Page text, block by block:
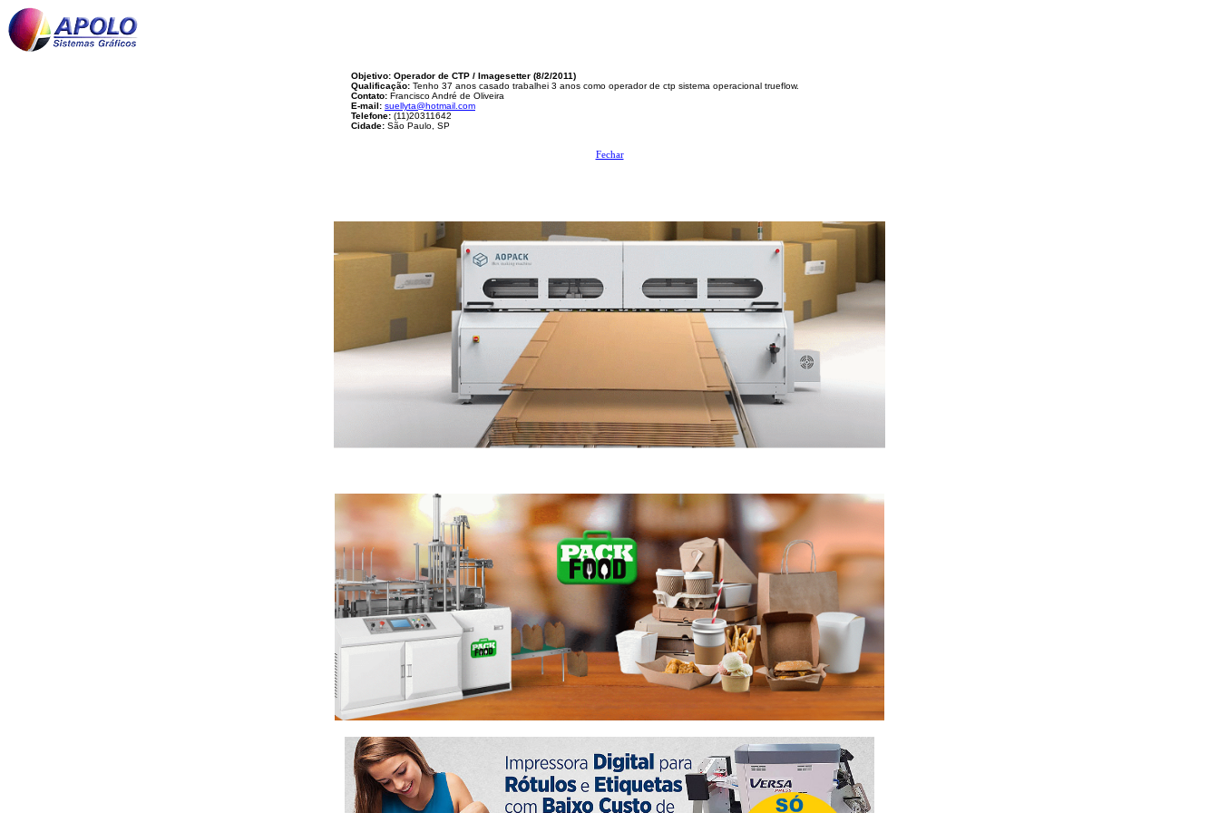
Objetivo: Operador de CTP / Imagesetter (8/2/2011)
Qualificação: Tenho 37 anos casado trabalhei 3 anos como operador de ctp sistema operacional trueflow.
Contato: Francisco André de Oliveira
E-mail: suellyta@hotmail.com
Telefone: (11)20311642
Cidade: São Paulo, SP
Fechar